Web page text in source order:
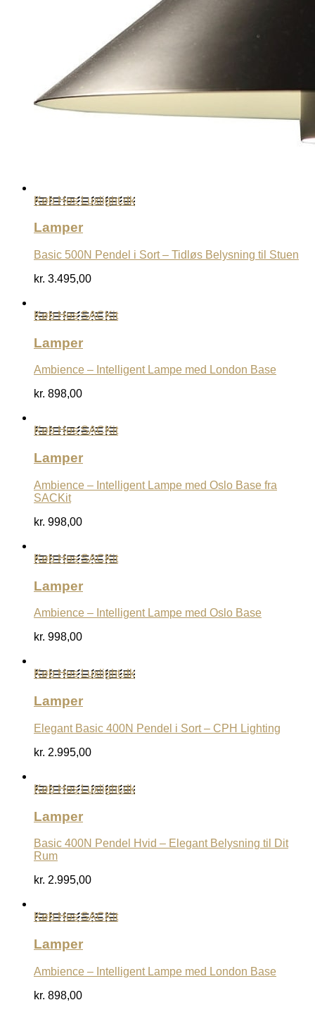
Køb Hos Luxlight.dk
Lamper
Basic 500N Pendel i Sort – Tidløs Belysning til Stuen
kr. 3.495,00
Køb Hos SACKit
Lamper
Ambience – Intelligent Lampe med London Base
kr. 898,00
Køb Hos SACKit
Lamper
Ambience – Intelligent Lampe med Oslo Base fra
SACKit
kr. 998,00
Køb Hos SACKit
Lamper
Ambience – Intelligent Lampe med Oslo Base
kr. 998,00
Køb Hos Luxlight.dk
Lamper
Elegant Basic 400N Pendel i Sort – CPH Lighting
kr. 2.995,00
Køb Hos Luxlight.dk
Lamper
Basic 400N Pendel Hvid – Elegant Belysning til Dit
Rum
kr. 2.995,00
Køb Hos SACKit
Lamper
Ambience – Intelligent Lampe med London Base
kr. 898,00